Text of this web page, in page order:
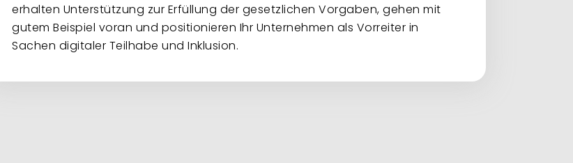
erhalten Unterstützung zur Erfüllung der gesetzlichen Vorgaben, gehen mit
gutem Beispiel voran und positionieren Ihr Unternehmen als Vorreiter in
Sachen digitaler Teilhabe und Inklusion.